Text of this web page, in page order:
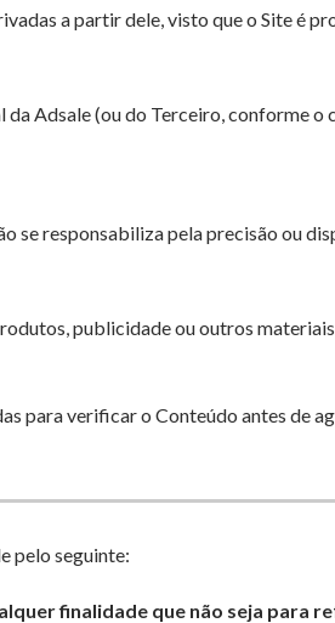
a partir dele, visto que o Site é
Adsale (ou do Terceiro, conforme o
se responsabiliza pela precisão ou
publicidade ou outros
para verificar o Conteúdo antes de
pelo seguinte:
finalidade que não seja para